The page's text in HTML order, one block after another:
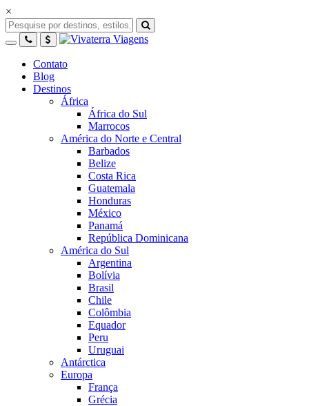
×
Contato
Blog
Destinos
África
África do Sul
Marrocos
América do Norte e Central
Barbados
Belize
Costa Rica
Guatemala
Honduras
México
Panamá
República Dominicana
América do Sul
Argentina
Bolívia
Brasil
Chile
Colômbia
Equador
Peru
Uruguai
Antárctica
Europa
França
Grécia